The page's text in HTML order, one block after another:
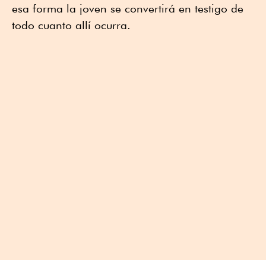
esa forma la joven se convertirá en testigo de
todo cuanto allí ocurra.